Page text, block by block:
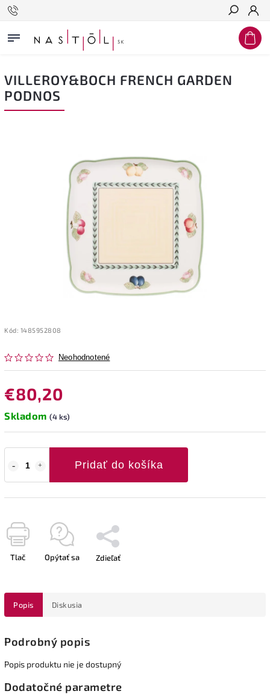
Hľadať
VILLEROY&BOCH FRENCH GARDEN
PODNOS
Kód: 1485952808
Neohodnotené
€80,20
Skladom (4 ks)
Pridať do košíka
Tlač Opýtať sa Zdieľať
Popis Diskusia
Podrobný popis
Popis produktu nie je dostupný
Dodatočné parametre